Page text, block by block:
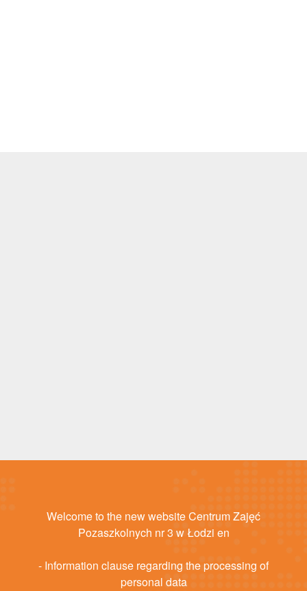
Welcome to the new website Centrum Zajęć
Pozaszkolnych nr 3 w Łodzi en
- Information clause regarding the processing of
personal data